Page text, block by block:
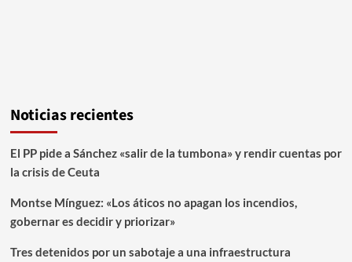
Noticias recientes
El PP pide a Sánchez «salir de la tumbona» y rendir cuentas por
la crisis de Ceuta
Montse Mínguez: «Los áticos no apagan los incendios,
gobernar es decidir y priorizar»
Tres detenidos por un sabotaje a una infraestructura